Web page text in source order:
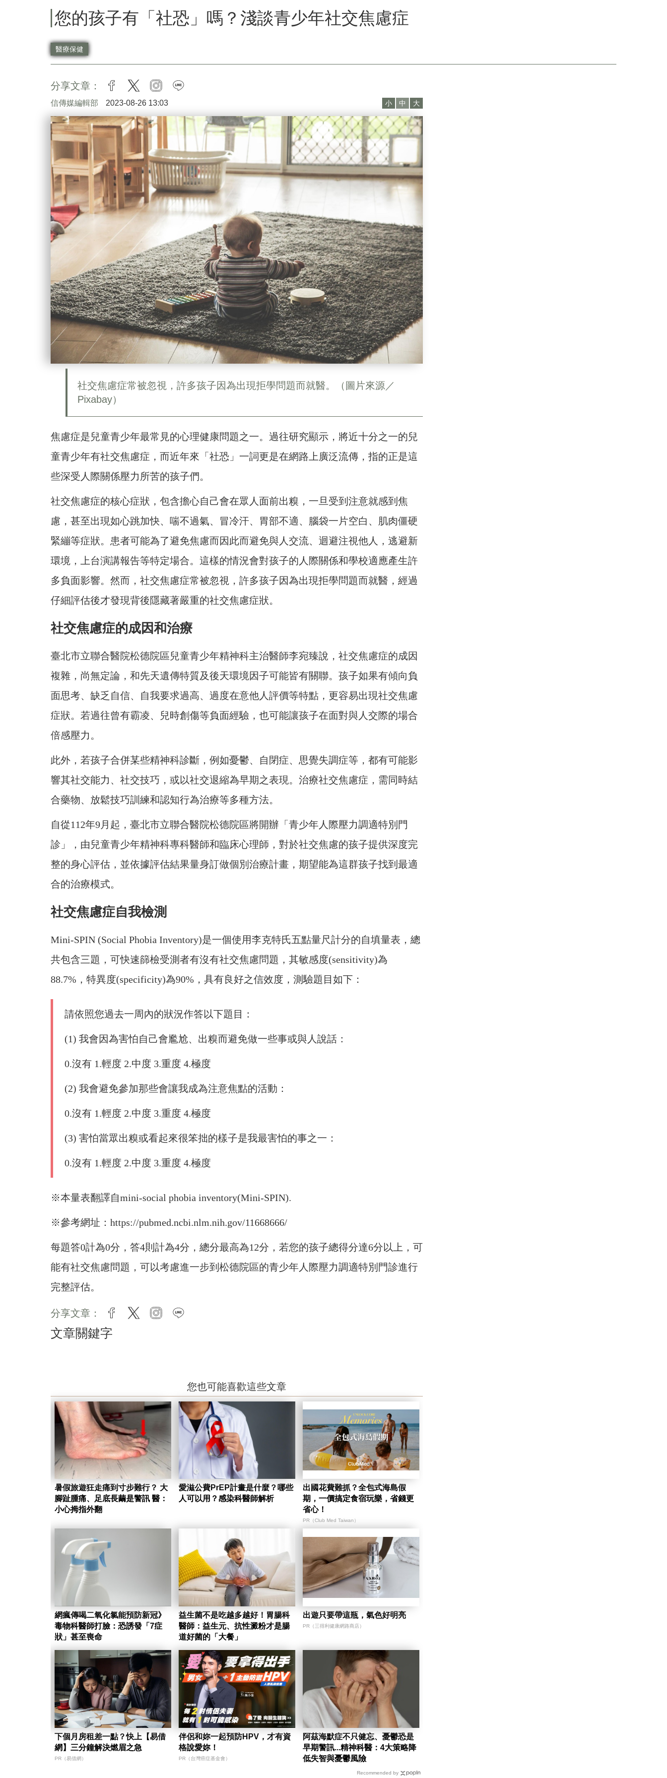
您的孩子有「社恐」嗎？淺談青少年社交焦慮症
醫療保健
分享文章： facebook
twitter instagram
信傳媒編輯部 2023-08-26 13:03 小 中 大
社交焦慮症常被忽視，許多孩子因為出現拒學問題而就醫。（圖片來源／
Pixabay）
焦慮症是兒童青少年最常見的心理健康問題之一。過往研究顯示，將近十分之一的兒
童青少年有社交焦慮症，而近年來「社恐」一詞更是在網路上廣泛流傳，指的正是這
些深受人際關係壓力所苦的孩子們。
社交焦慮症的核心症狀，包含擔心自己會在眾人面前出糗，一旦受到注意就感到焦
慮，甚至出現如心跳加快、喘不過氣、冒冷汗、胃部不適、腦袋一片空白、肌肉僵硬
緊繃等症狀。患者可能為了避免焦慮而因此而避免與人交流、迴避注視他人，逃避新
環境，上台演講報告等特定場合。這樣的情況會對孩子的人際關係和學校適應產生許
多負面影響。然而，社交焦慮症常被忽視，許多孩子因為出現拒學問題而就醫，經過
仔細評估後才發現背後隱藏著嚴重的社交焦慮症狀。
社交焦慮症的成因和治療
臺北市立聯合醫院松德院區兒童青少年精神科主治醫師李宛臻說，社交焦慮症的成因
複雜，尚無定論，和先天遺傳特質及後天環境因子可能皆有關聯。孩子如果有傾向負
面思考、缺乏自信、自我要求過高、過度在意他人評價等特點，更容易出現社交焦慮
症狀。若過往曾有霸凌、兒時創傷等負面經驗，也可能讓孩子在面對與人交際的場合
倍感壓力。
此外，若孩子合併某些精神科診斷，例如憂鬱、自閉症、思覺失調症等，都有可能影
響其社交能力、社交技巧，或以社交退縮為早期之表現。治療社交焦慮症，需同時結
合藥物、放鬆技巧訓練和認知行為治療等多種方法。
自從112年9月起，臺北市立聯合醫院松德院區將開辦「青少年人際壓力調適特別門
診」，由兒童青少年精神科專科醫師和臨床心理師，對於社交焦慮的孩子提供深度完
整的身心評估，並依據評估結果量身訂做個別治療計畫，期望能為這群孩子找到最適
合的治療模式。
社交焦慮症自我檢測
Mini-SPIN (Social Phobia Inventory)是一個使用李克特氏五點量尺計分的自填量表，總
共包含三題，可快速篩檢受測者有沒有社交焦慮問題，其敏感度(sensitivity)為
88.7%，特異度(specificity)為90%，具有良好之信效度，測驗題目如下：
請依照您過去一周內的狀況作答以下題目：
(1) 我會因為害怕自己會尷尬、出糗而避免做一些事或與人說話：
0.沒有 1.輕度 2.中度 3.重度 4.極度
(2) 我會避免參加那些會讓我成為注意焦點的活動：
0.沒有 1.輕度 2.中度 3.重度 4.極度
(3) 害怕當眾出糗或看起來很笨拙的樣子是我最害怕的事之一：
0.沒有 1.輕度 2.中度 3.重度 4.極度
※本量表翻譯自mini-social phobia inventory(Mini-SPIN).
※參考網址：https://pubmed.ncbi.nlm.nih.gov/11668666/
每題答0計為0分，答4則計為4分，總分最高為12分，若您的孩子總得分達6分以上，可
能有社交焦慮問題，可以考慮進一步到松德院區的青少年人際壓力調適特別門診進行
完整評估。
分享文章： facebook
twitter instagram
文章關鍵字
您也可能喜歡這些文章
暑假旅遊狂走痛到寸步難行？ 大
腳趾腫痛、足底長繭是警訊 醫：
小心拇指外翻
愛滋公費PrEP計畫是什麼？哪些
人可以用？感染科醫師解析
出國花費難抓？全包式海島假
期，一價搞定食宿玩樂，省錢更
省心！
PR（Club Med Taiwan）
網瘋傳喝二氧化氯能預防新冠》
毒物科醫師打臉：恐誘發「7症
狀」甚至喪命
益生菌不是吃越多越好！胃腸科
醫師：益生元、抗性澱粉才是腸
道好菌的「大餐」
出遊只要帶這瓶，氣色好明亮
PR（三得利健康網路商店）
下個月房租差一點？快上【易借
網】三分鐘解決燃眉之急
PR（易借網）
伴侶和妳一起預防HPV，才有資
格說愛妳！
PR（台灣癌症基金會）
阿茲海默症不只健忘、憂鬱恐是
早期警訊...精神科醫：4大策略降
低失智與憂鬱風險
Recommended by